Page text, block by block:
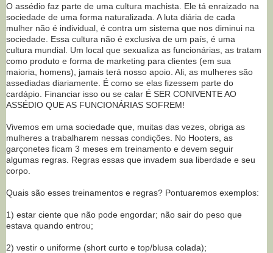
O assédio faz parte de uma cultura machista. Ele tá enraizado na
sociedade de uma forma naturalizada. A luta diária de cada
mulher não é individual, é contra um sistema que nos diminui na
sociedade. Essa cultura não é exclusiva de um país, é uma
cultura mundial. Um local que sexualiza as funcionárias, as tratam
como produto e forma de marketing para clientes (em sua
maioria, homens), jamais terá nosso apoio. Ali, as mulheres são
assediadas diariamente. É como se elas fizessem parte do
cardápio. Financiar isso ou se calar É SER CONIVENTE AO
ASSÉDIO QUE AS FUNCIONÁRIAS SOFREM!
Vivemos em uma sociedade que, muitas das vezes, obriga as
mulheres a trabalharem nessas condições. No Hooters, as
garçonetes ficam 3 meses em treinamento e devem seguir
algumas regras. Regras essas que invadem sua liberdade e seu
corpo.
Quais são esses treinamentos e regras? Pontuaremos exemplos:
1) estar ciente que não pode engordar; não sair do peso que
estava quando entrou;
2) vestir o uniforme (short curto e top/blusa colada);